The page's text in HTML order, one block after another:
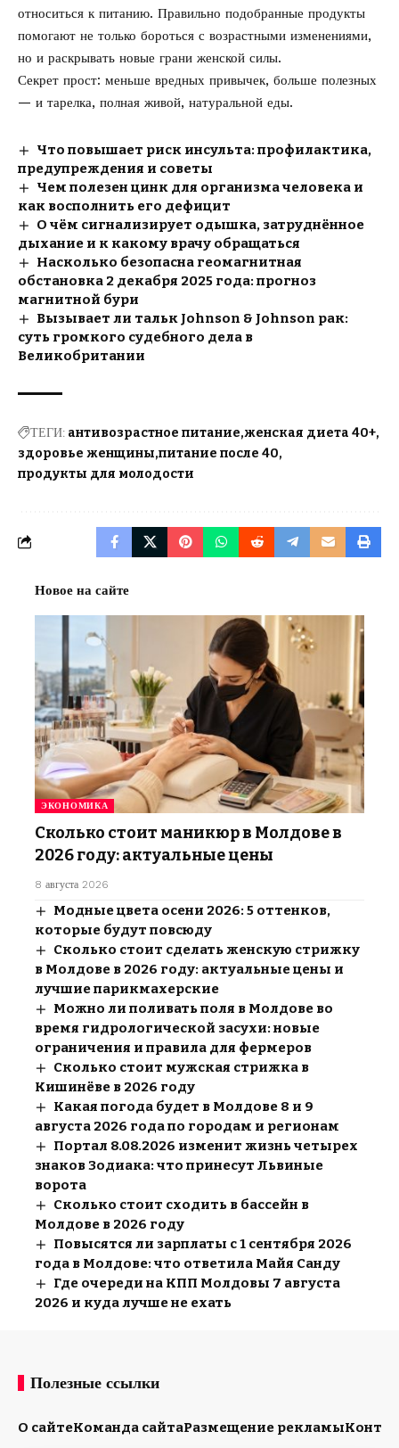
относиться к питанию. Правильно подобранные продукты
помогают не только бороться с возрастными изменениями,
но и раскрывать новые грани женской силы.
Секрет прост: меньше вредных привычек, больше полезных
— и тарелка, полная живой, натуральной еды.
Что повышает риск инсульта: профилактика,
предупреждения и советы
Чем полезен цинк для организма человека и
как восполнить его дефицит
О чём сигнализирует одышка, затруднённое
дыхание и к какому врачу обращаться
Насколько безопасна геомагнитная
обстановка 2 декабря 2025 года: прогноз
магнитной бури
Вызывает ли тальк Johnson & Johnson рак:
суть громкого судебного дела в
Великобритании
ТЕГИ: антивозрастное питание женская диета 40+
здоровье женщины питание после 40
продукты для молодости
Новое на сайте
ЭКОНОМИКА
Сколько стоит маникюр в Молдове в
2026 году: актуальные цены
8 августа 2026
Модные цвета осени 2026: 5 оттенков,
которые будут повсюду
Сколько стоит сделать женскую стрижку
в Молдове в 2026 году: актуальные цены и
лучшие парикмахерские
Можно ли поливать поля в Молдове во
время гидрологической засухи: новые
ограничения и правила для фермеров
Сколько стоит мужская стрижка в
Кишинёве в 2026 году
Какая погода будет в Молдове 8 и 9
августа 2026 года по городам и регионам
Портал 8.08.2026 изменит жизнь четырех
знаков Зодиака: что принесут Львиные
ворота
Сколько стоит сходить в бассейн в
Молдове в 2026 году
Повысятся ли зарплаты с 1 сентября 2026
года в Молдове: что ответила Майя Санду
Где очереди на КПП Молдовы 7 августа
2026 и куда лучше не ехать
Полезные ссылки
О сайтеКоманда сайтаРазмещение рекламы